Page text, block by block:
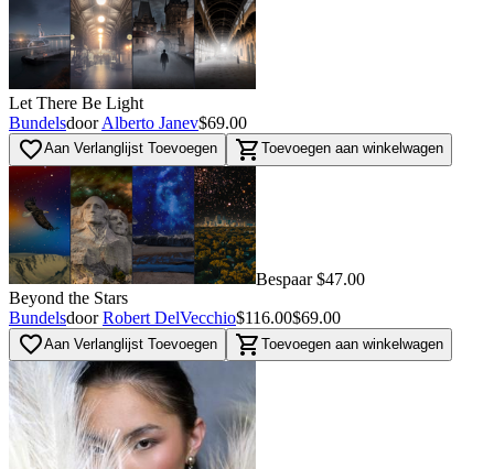
Let There Be Light
Bundelsdoor Alberto Janev$69.00
favorite_borderAan Verlanglijst Toevoegen shopping_cart Toevoegen aan winkelwagen
Bespaar $47.00
Beyond the Stars
Bundelsdoor Robert DelVecchio$116.00$69.00
favorite_borderAan Verlanglijst Toevoegen shopping_cart Toevoegen aan winkelwagen